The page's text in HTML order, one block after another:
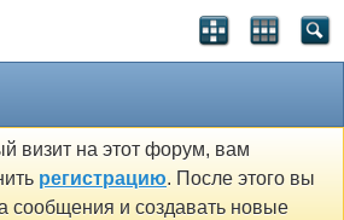
визит на этот форум, вам
регистрацию. После этого вы
сообщения и создавать новые